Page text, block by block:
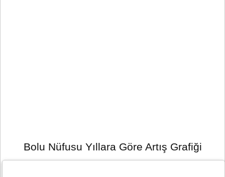
Bolu Nüfusu Yıllara Göre Artış Grafiği